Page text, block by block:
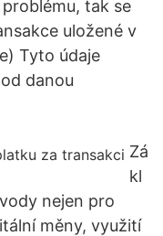
tak se
uložené v
Tyto údaje
danou
Zá
kl
nejen pro
měny, využití